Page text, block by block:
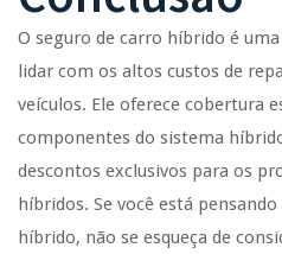
O seguro de carro híbrido é
lidar com os altos custos de
veículos. Ele oferece cobertura
componentes do sistema
descontos exclusivos para os
híbridos. Se você está
híbrido, não se esqueça de